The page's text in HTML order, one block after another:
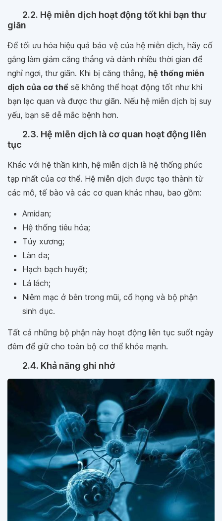
2.2. Hệ miễn dịch hoạt động tốt khi bạn thư
giãn
Để tối ưu hóa hiệu quả bảo vệ của hệ miễn dịch, hãy cố
gắng làm giảm căng thẳng và dành nhiều thời gian để
nghỉ ngơi, thư giãn. Khi bị căng thẳng, hệ thống miễn
dịch của cơ thể sẽ không thể hoạt động tốt như khi
bạn lạc quan và được thư giãn. Nếu hệ miễn dịch bị suy
yếu, bạn sẽ dễ mắc bệnh hơn.
2.3. Hệ miễn dịch là cơ quan hoạt động liên
tục
Khác với hệ thần kinh, hệ miễn dịch là hệ thống phức
tạp nhất của cơ thể. Hệ miễn dịch được tạo thành từ
các mô, tế bào và các cơ quan khác nhau, bao gồm:
Amidan;
Hệ thống tiêu hóa;
Tủy xương;
Làn da;
Hạch bạch huyết;
Lá lách;
Niêm mạc ở bên trong mũi, cổ họng và bộ phận
sinh dục.
Tất cả những bộ phận này hoạt động liên tục suốt ngày
đêm để giữ cho toàn bộ cơ thể khỏe mạnh.
2.4. Khả năng ghi nhớ